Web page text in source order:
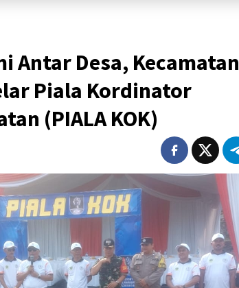
Antar Desa, Kecamatan
Piala Kordinator
(PIALA KOK)